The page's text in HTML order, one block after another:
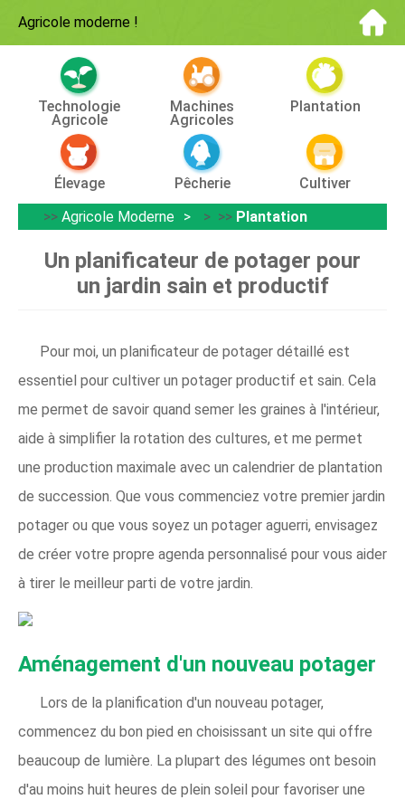
Agricole moderne !
Technologie
Agricole
Machines
Agricoles
Plantation
Élevage Pêcherie
Cultiver
>> Agricole Moderne > >> Plantation
Un planificateur de potager pour
un jardin sain et productif
Pour moi, un planificateur de potager détaillé est
essentiel pour cultiver un potager productif et sain. Cela
me permet de savoir quand semer les graines à l'intérieur,
aide à simplifier la rotation des cultures, et me permet
une production maximale avec un calendrier de plantation
de succession. Que vous commenciez votre premier jardin
potager ou que vous soyez un potager aguerri, envisagez
de créer votre propre agenda personnalisé pour vous aider
à tirer le meilleur parti de votre jardin.
Aménagement d'un nouveau potager
Lors de la planification d'un nouveau potager,
commencez du bon pied en choisissant un site qui offre
beaucoup de lumière. La plupart des légumes ont besoin
d'au moins huit heures de plein soleil pour favoriser une